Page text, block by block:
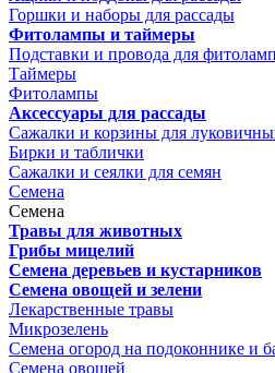
Горшки и наборы для рассады
Фитолампы и таймеры
Подставки и провода для фитоламп
Таймеры
Фитолампы
Аксессуары для рассады
Сажалки и корзины для
Бирки и таблички
Сажалки и сеялки для семян
Семена
Семена
Травы для животных
Грибы мицелий
Семена деревьев и кустарников
Семена овощей и зелени
Лекарственные травы
Микрозелень
Семена огород на подоконнике и
Семена овощей